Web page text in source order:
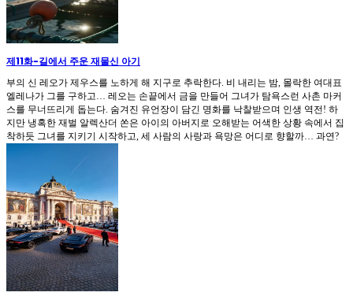
제11화-길에서 주운 재물신 아기
부의 신 레오가 제우스를 노하게 해 지구로 추락한다. 비 내리는 밤, 몰락한 여대표
엘레나가 그를 구하고… 레오는 손끝에서 금을 만들어 그녀가 탐욕스런 사촌 마커
스를 무너뜨리게 돕는다. 숨겨진 유언장이 담긴 명화를 낙찰받으며 인생 역전! 하
지만 냉혹한 재벌 알렉산더 쏜은 아이의 아버지로 오해받는 어색한 상황 속에서 집
착하듯 그녀를 지키기 시작하고, 세 사람의 사랑과 욕망은 어디로 향할까… 과연?